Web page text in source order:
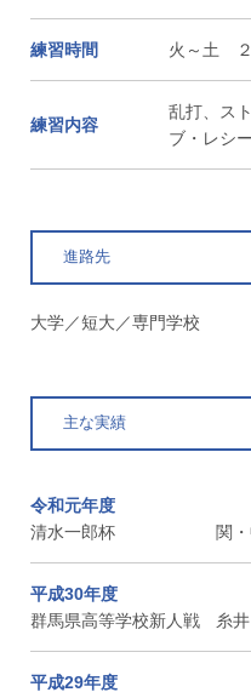
練習時間 火～土
練習内容
乱打、ス
ブ・レシ
進路先
大学／短大／専門学校
主な実績
令和元年度
清水一郎杯
関
平成30年度
群馬県高等学校新人戦
糸
平成29年度